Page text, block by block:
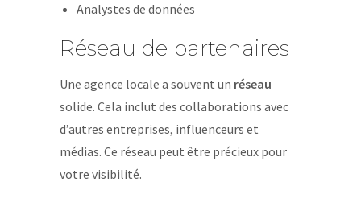
Analystes de données
Réseau de partenaires
Une agence locale a souvent un réseau
solide. Cela inclut des collaborations avec
d’autres entreprises, influenceurs et
médias. Ce réseau peut être précieux pour
votre visibilité.